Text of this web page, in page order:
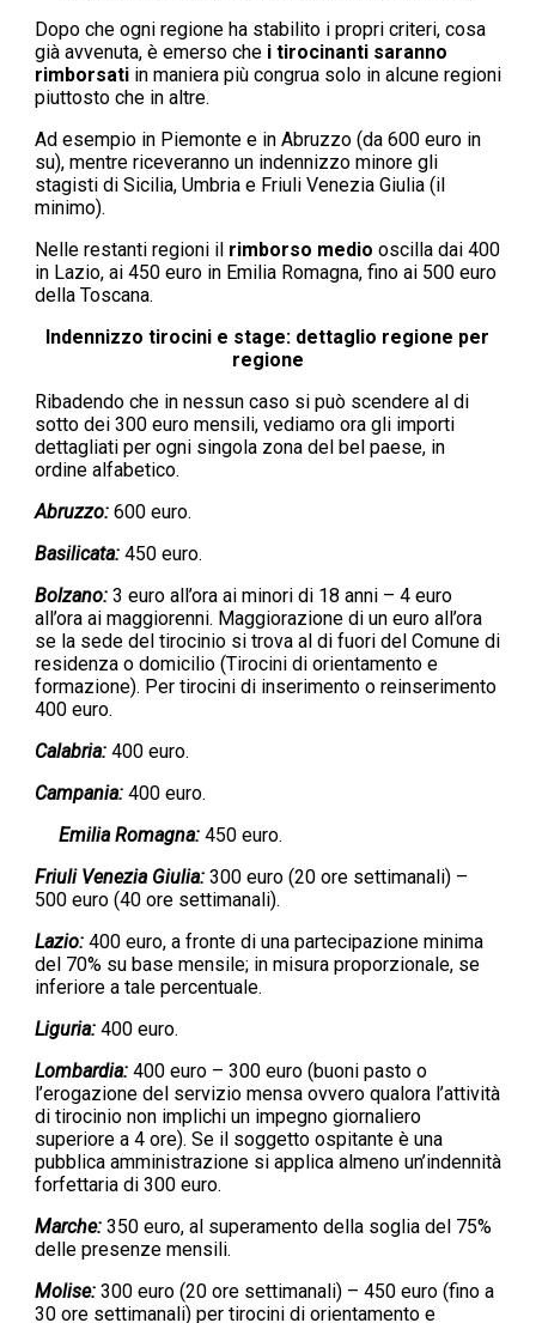
Dopo che ogni regione ha stabilito i propri criteri, cosa
già avvenuta, è emerso che i tirocinanti saranno
rimborsatiin maniera più congrua solo in alcune regioni
piuttosto che in altre.
Ad esempio in Piemonte e in Abruzzo (da 600 euro in
su), mentre riceveranno un indennizzo minore gli
stagisti di Sicilia, Umbria e Friuli Venezia Giulia (il
minimo).
Nelle restanti regioni il rimborso medio oscilla dai 400
in Lazio, ai 450 euro in Emilia Romagna, fino ai 500 euro
della Toscana.
Indennizzo tirocini e stage: dettaglio regione per
regione
Ribadendo che in nessun caso si può scendere al di
sotto dei 300 euro mensili, vediamo ora gli importi
dettagliati per ogni singola zona del bel paese, in
ordine alfabetico.
Abruzzo:600 euro.
Basilicata:450 euro.
Bolzano:3 euro all’ora ai minori di 18 anni – 4 euro
all’ora ai maggiorenni. Maggiorazione di un euro all’ora
se la sede del tirocinio si trova al di fuori del Comune di
residenza o domicilio (Tirocini di orientamento e
formazione). Per tirocini di inserimento o reinserimento
400 euro.
Calabria:400 euro.
Campania:400 euro.
Emilia Romagna:450 euro.
Friuli Venezia Giulia:300 euro (20 ore settimanali) –
500 euro (40 ore settimanali).
Lazio:400 euro, a fronte di una partecipazione minima
del 70% su base mensile; in misura proporzionale, se
inferiore a tale percentuale.
Liguria:400 euro.
Lombardia:400 euro – 300 euro (buoni pasto o
l’erogazione del servizio mensa ovvero qualora l’attività
di tirocinio non implichi un impegno giornaliero
superiore a 4 ore). Se il soggetto ospitante è una
pubblica amministrazione si applica almeno un’indennità
forfettaria di 300 euro.
Marche:350 euro, al superamento della soglia del 75%
delle presenze mensili.
Molise:300 euro (20 ore settimanali) – 450 euro (fino a
30 ore settimanali) per tirocini di orientamento e